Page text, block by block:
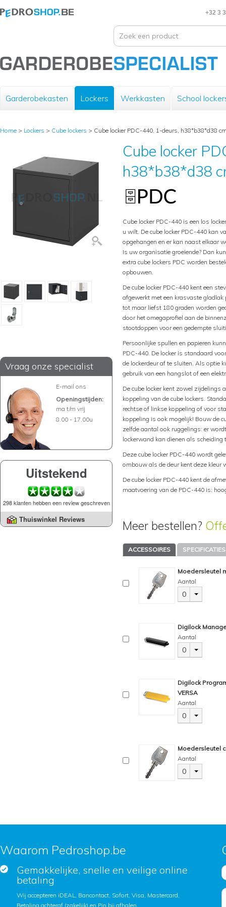
+32 3
Garderobekasten Lockers Werkkasten School
Home > Lockers > Cube lockers > Cube locker PDC-440, 1-deurs, h38*b38*d38
Vraag onze specialist
E-mail ons
Openingstijden:
ma t/m vrij
8.00 - 17.00u
Uitstekend
298 klanten hebben een review geschreven
Thuiswinkel Reviews
Cube locker
h38*b38*d38
Cube locker PDC-440 is een los
u wilt. De cube locker PDC-440 kan
opgehangen en er kan naast elkaar
Is uw organisatie groeiende? Dan
extra cube lockers PDC worden
opbouwen.
De cube locker PDC-440 kent een
afgewerkt met een krasvaste gladlak
tot maar liefst 180 graden worden
door het omegaprofiel aan de
stootdoppen voor een gedempte
Persoonlijke spullen en papieren
PDC-440. De locker is standaard
de lockerdeur af te sluiten. Als optie
gebruik van een hangslot of een
De cube locker kent zowel zijdelings
koppeling van de cube lockers.
rechtse of linkse koppeling of voor
koppeling is ook mogelijk! Bouw de
zelfde aantal ook ruggelings: er
lockerwand kan dienen als
Deze cube locker PDC-440 wordt
ombouw als de deur kent deze kleur
De cube locker PDC-440 kent de
maatvoering van de PDC-440 is:
Meer bestellen?
ACCESSOIRES SPECIFICATIES
Moedersleutel
Aantal
0
Digilock
Aantal
0
Digilock
VERSA
Aantal
0
Moedersleutel
Aantal
0
Waarom Pedroshop.be
Gemakkelijke, snelle en veilige online
betaling
Wij accepteren iDEAL, Bancontact, Sofort, Visa, Mastercard,
Betaling achteraf (zakelijk) en Pin bij afhalen.